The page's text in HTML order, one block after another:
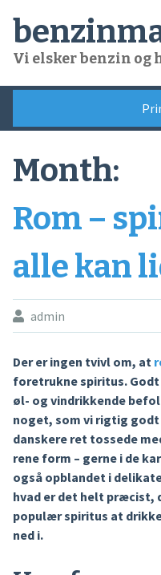
content
Vi elsker benzin og
Month:
Rom –
alle kan
admin
Der er ingen tvivl om, at
foretrukne spiritus.
øl- og vindrikkende
noget, som vi rigtig godt
danskere ret tossede
rene form – gerne i de
også opblandet i
hvad er det helt præcist,
populær spiritus at
ned i.